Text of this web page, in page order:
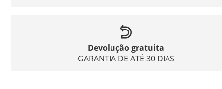
Devolução gratuita
GARANTIA DE ATÉ 30 DIAS